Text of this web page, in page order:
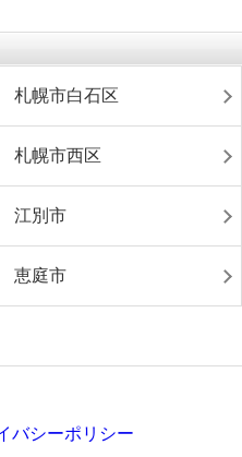
札幌市白石区
札幌市西区
江別市
恵庭市
バシーポリシー